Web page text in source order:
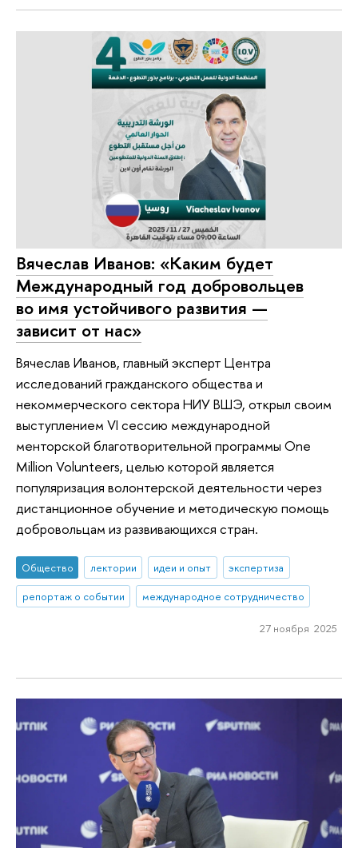
Вячеслав Иванов: «Каким будет
Международный год добровольцев
во имя устойчивого развития —
зависит от нас»
Вячеслав Иванов, главный эксперт Центра
исследований гражданского общества и
некоммерческого сектора НИУ ВШЭ, открыл своим
выступлением VI сессию международной
менторской благотворительной программы One
Million Volunteers, целью которой является
популяризация волонтерской деятельности через
дистанционное обучение и методическую помощь
добровольцам из развивающихся стран.
Общество лектории идеи и опыт
экспертиза
репортаж о событии
международное сотрудничество
27 ноября 2025